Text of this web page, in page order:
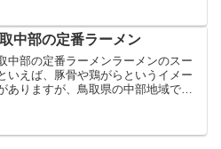
て内乱になり、貴族政権が滅ぼされ
中部の定番ラーメン
中部の定番ラーメンラーメンのスー
いえば、豚骨や鶏がらというイメー
ありますが、鳥取県の中部地域で
。現地ではラーメンといえばこれを